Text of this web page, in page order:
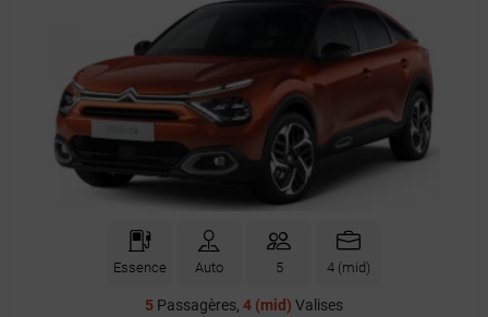
Essence Auto 5 4 (mid)
5 Passagères, 4 (mid) Valises